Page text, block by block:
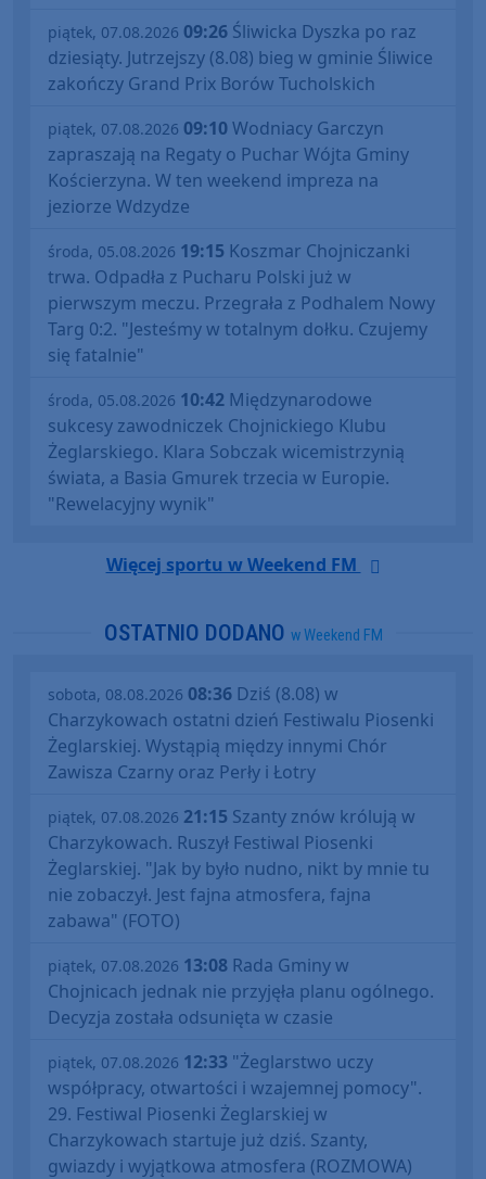
piątek, 07.08.2026 09:26 Śliwicka Dyszka po raz
dziesiąty. Jutrzejszy (8.08) bieg w gminie Śliwice
zakończy Grand Prix Borów Tucholskich
piątek, 07.08.2026 09:10Wodniacy Garczyn
zapraszają na Regaty o Puchar Wójta Gminy
Kościerzyna. W ten weekend impreza na
jeziorze Wdzydze
środa, 05.08.2026 19:15 Koszmar Chojniczanki
trwa. Odpadła z Pucharu Polski już w
pierwszym meczu. Przegrała z Podhalem Nowy
Targ 0:2. "Jesteśmy w totalnym dołku. Czujemy
się fatalnie"
środa, 05.08.2026 10:42 Międzynarodowe
sukcesy zawodniczek Chojnickiego Klubu
Żeglarskiego. Klara Sobczak wicemistrzynią
świata, a Basia Gmurek trzecia w Europie.
"Rewelacyjny wynik"
Więcej sportu w Weekend FM
OSTATNIO DODANO w Weekend FM
sobota, 08.08.2026 08:36 Dziś (8.08) w
Charzykowach ostatni dzień Festiwalu Piosenki
Żeglarskiej. Wystąpią między innymi Chór
Zawisza Czarny oraz Perły i Łotry
piątek, 07.08.2026 21:15 Szanty znów królują w
Charzykowach. Ruszył Festiwal Piosenki
Żeglarskiej. "Jak by było nudno, nikt by mnie tu
nie zobaczył. Jest fajna atmosfera, fajna
zabawa" (FOTO)
piątek, 07.08.2026 13:08 Rada Gminy w
Chojnicach jednak nie przyjęła planu ogólnego.
Decyzja została odsunięta w czasie
piątek, 07.08.2026 12:33 "Żeglarstwo uczy
współpracy, otwartości i wzajemnej pomocy".
29. Festiwal Piosenki Żeglarskiej w
Charzykowach startuje już dziś. Szanty,
gwiazdy i wyjątkowa atmosfera (ROZMOWA)